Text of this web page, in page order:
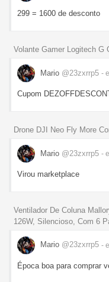
299 = 1600 de desconto
Volante Gamer Logitech G
Mario @23zxrrp5 -
Cupom
Drone DJI Neo Fly More
Mario @23zxrrp5 -
Virou marketplace
Ventilador De Coluna
126W, Silencioso, Com 6
Mario @23zxrrp5 -
Época boa para comprar